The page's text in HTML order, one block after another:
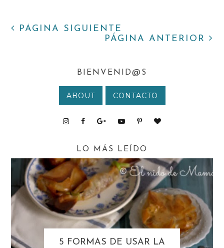
PÁGINA SIGUIENTE
PÁGINA ANTERIOR
BIENVENID@S
ABOUT CONTACTO
LO MÁS LEÍDO
5 FORMAS DE USAR LA